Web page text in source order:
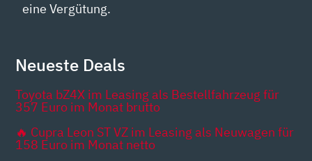
eine Vergütung.
Neueste Deals
Toyota bZ4X im Leasing als Bestellfahrzeug für
357 Euro im Monat brutto
🔥 Cupra Leon ST VZ im Leasing als Neuwagen für
158 Euro im Monat netto